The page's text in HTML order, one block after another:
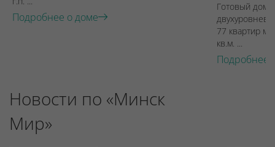
Подробнее о доме
Готовый дом
77 квартир
кв.м. ...
Подробнее
Новости по «Минск
Мир»